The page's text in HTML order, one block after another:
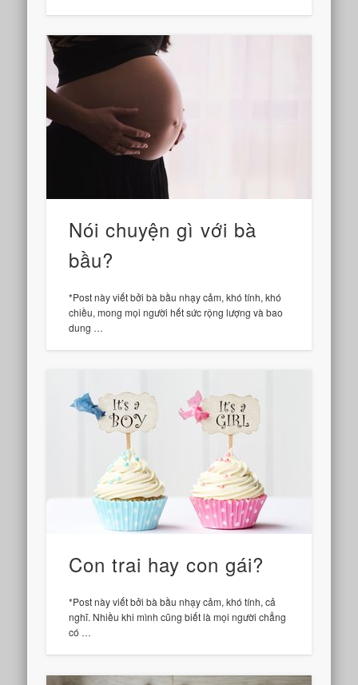
Nói chuyện gì với bà
bầu?
*Post này viết bởi bà bầu nhạy cảm, khó tính, khó
chiều, mong mọi người hết sức rộng lượng và bao
dung …
Con trai hay con gái?
*Post này viết bởi bà bầu nhạy cảm, khó tính, cả
nghĩ. Nhiều khi mình cũng biết là mọi người chẳng
có …